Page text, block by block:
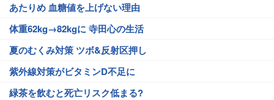
あたりめ 血糖値を上げない理由
体重62kg→82kgに 寺田心の生活
夏のむくみ対策 ツボ&反射区押し
紫外線対策がビタミンD不足に
緑茶を飲むと死亡リスク低まる?